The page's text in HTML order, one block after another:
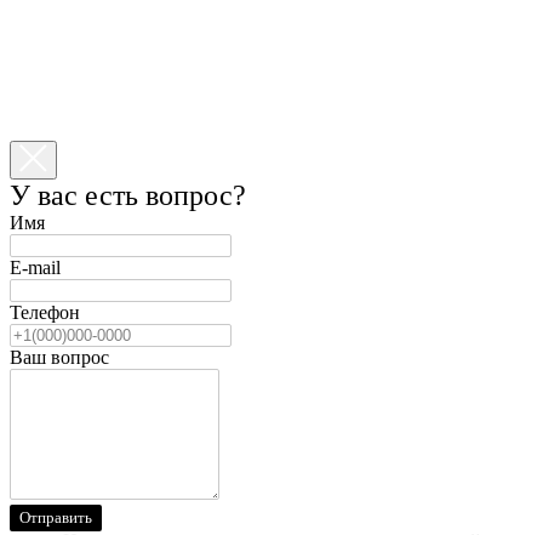
У вас есть вопрос?
Имя
E-mail
Телефон
Ваш вопрос
Отправить